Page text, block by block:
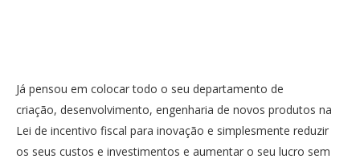
Já pensou em colocar todo o seu departamento de
criação, desenvolvimento, engenharia de novos produtos na
Lei de incentivo fiscal para inovação e simplesmente reduzir
os seus custos e investimentos e aumentar o seu lucro sem